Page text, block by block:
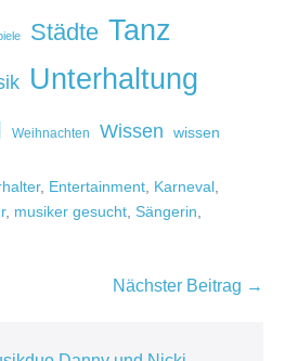
Städte Tanz
Unterhaltung
Weihnachten Wissen wissen
, Entertainment, Karneval,
, musiker gesucht, Sängerin,
Nächster Beitrag →